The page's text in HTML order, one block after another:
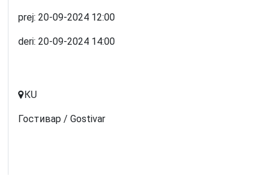
prej:20-09-2024 12:00
deri:20-09-2024 14:00
КU
Гостивар / Gostivar